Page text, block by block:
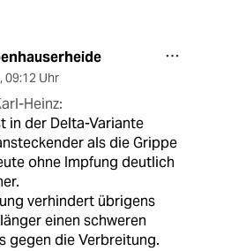
, 09:12 Uhr
Heinz:
in der Delta-Variante
als die Grippe
ohne Impfung deutlich
verhindert übrigens
einen schweren
gegen die Verbreitung.